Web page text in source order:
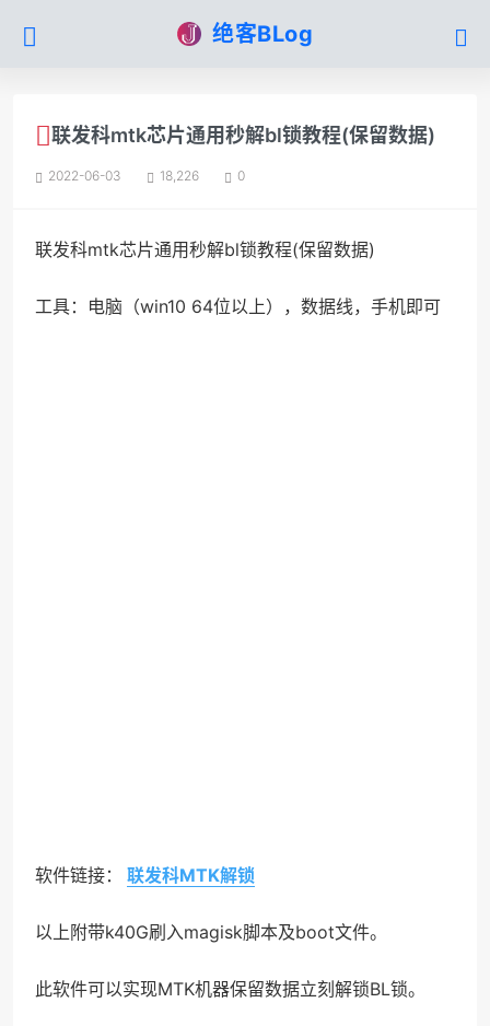
绝客BLog
联发科mtk芯片通用秒解bl锁教程(保留数据)
2022-06-03 18,226 0
联发科mtk芯片通用秒解bl锁教程(保留数据)
工具：电脑（win10 64位以上），数据线，手机即可
软件链接： 联发科MTK解锁
以上附带k40G刷入magisk脚本及boot文件。
此软件可以实现MTK机器保留数据立刻解锁BL锁。